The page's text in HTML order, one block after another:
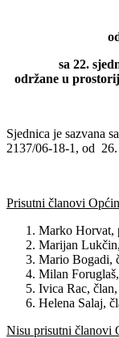
sa 22.
održane u
Sjednica je sazvana
2137/06-18-1, od
Prisutni članovi
Marko Horvat,
Marijan
Mario Bogadi,
Milan
Ivica Rac, član,
Helena Salaj,
Nisu prisutni članovi